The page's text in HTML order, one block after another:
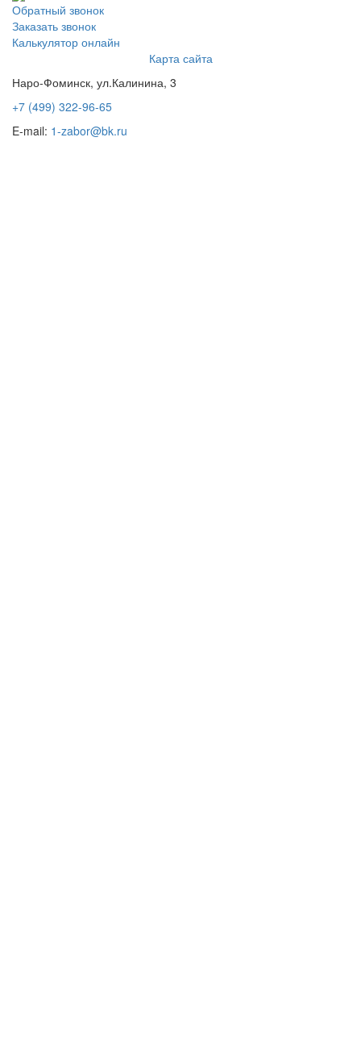
Обратный звонок
Заказать звонок
Калькулятор онлайн
Карта сайта
Наро-Фоминск, ул.Калинина, 3
+7 (499) 322-96-65
E-mail: 1-zabor@bk.ru